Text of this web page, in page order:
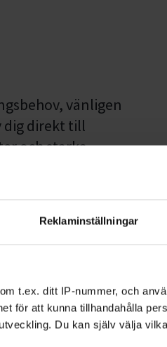
Reklaminställningar
t.ex. ditt IP-nummer, och
för att kunna tillhandahålla
Du kan själv välja
vänligen
dig direkt till
och starka
Vi vill
ickevit,
år bör ha fyllt 15